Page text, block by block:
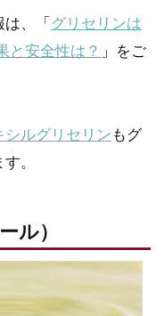
、「 グリセリンは
と安全性は？ 」をご
シルグリセリン もグ
。
ル）